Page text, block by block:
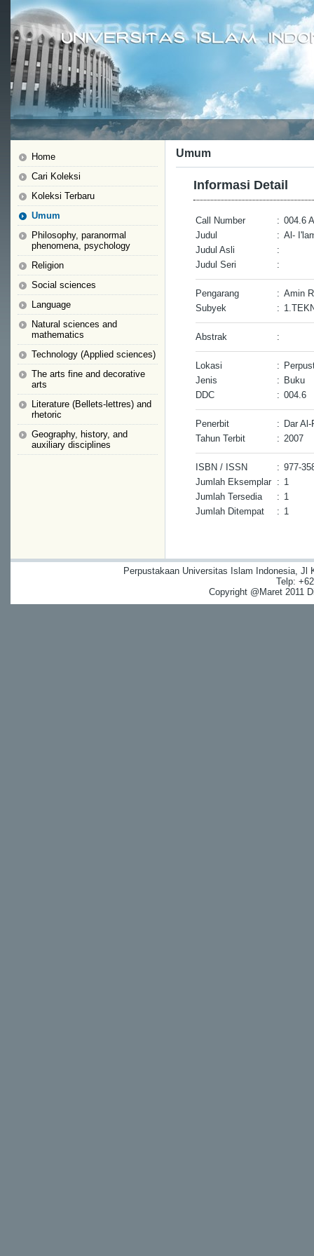
Home
Cari Koleksi
Koleksi Terbaru
Umum
Philosophy, paranormal
phenomena, psychology
Religion
Social sciences
Language
Natural sciences and
mathematics
Technology (Applied sciences)
The arts fine and decorative
arts
Literature (Bellets-lettres) and
rhetoric
Geography, history, and
auxiliary disciplines
Umum
Informasi Detail
Call Number : 004.6
Judul
: Al-
Judul Asli
:
Judul Seri
:
Pengarang : Amin
Subyek
:
Abstrak :
Lokasi :
Jenis
: Buku
DDC
: 004.6
Penerbit : Dar Al-
Tahun Terbit
: 2007
ISBN / ISSN : 977-
Jumlah Eksemplar : 1
Jumlah Tersedia
: 1
Jumlah Ditempat
: 1
Perpustakaan Universitas Islam Indonesia, Jl
Telp:
Copyright @Maret 2011